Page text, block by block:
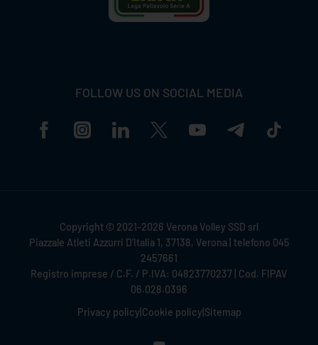
FOLLOW US ON SOCIAL MEDIA
Copyright © 2021-2026 Verona Volley SSD srl
Piazzale Atleti Azzurri D'Italia 1, 37138, Verona | telefono 045
2457661
Registro imprese / C.F. / P.IVA: 04823770237 | Cod. FIPAV
06.028.0396
Privacy policy Cookie policy Sitemap